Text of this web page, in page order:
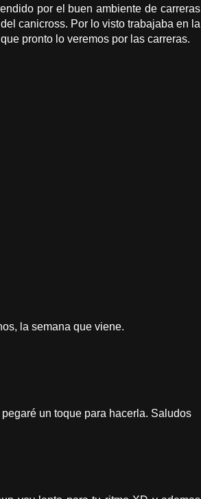
por el buen ambiente de carreras
canicross. Por lo visto trabajaba en la
pronto lo veremos por las carreras.
la semana que viene.
un toque para hacerla. Saludos